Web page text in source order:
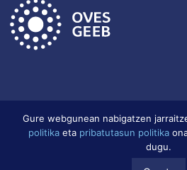
Datu babes
Gure webgunean nabigatzen
politika eta pribatutasun politika
dugu.